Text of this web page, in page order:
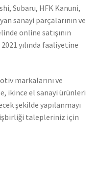
Subaru, HFK Kanuni,
sanayi parçalarının ve
online satışının
yılında faaliyetine
markalarını ve
ikince el sanayi ürünleri
şekilde yapılanmayı
talepleriniz için